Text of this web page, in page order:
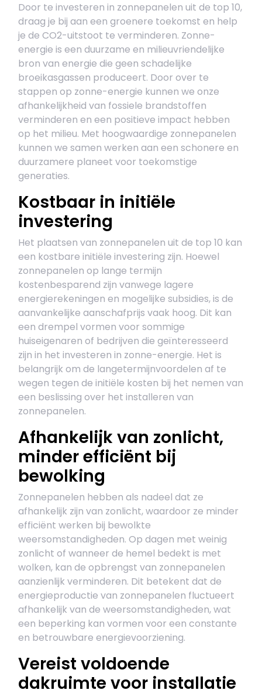
Door te investeren in zonnepanelen uit de top 10,
draag je bij aan een groenere toekomst en help
je de CO2-uitstoot te verminderen. Zonne-
energie is een duurzame en milieuvriendelijke
bron van energie die geen schadelijke
broeikasgassen produceert. Door over te
stappen op zonne-energie kunnen we onze
afhankelijkheid van fossiele brandstoffen
verminderen en een positieve impact hebben
op het milieu. Met hoogwaardige zonnepanelen
kunnen we samen werken aan een schonere en
duurzamere planeet voor toekomstige
generaties.
Kostbaar in initiële
investering
Het plaatsen van zonnepanelen uit de top 10 kan
een kostbare initiële investering zijn. Hoewel
zonnepanelen op lange termijn
kostenbesparend zijn vanwege lagere
energierekeningen en mogelijke subsidies, is de
aanvankelijke aanschafprijs vaak hoog. Dit kan
een drempel vormen voor sommige
huiseigenaren of bedrijven die geïnteresseerd
zijn in het investeren in zonne-energie. Het is
belangrijk om de langetermijnvoordelen af te
wegen tegen de initiële kosten bij het nemen van
een beslissing over het installeren van
zonnepanelen.
Afhankelijk van zonlicht,
minder efficiënt bij
bewolking
Zonnepanelen hebben als nadeel dat ze
afhankelijk zijn van zonlicht, waardoor ze minder
efficiënt werken bij bewolkte
weersomstandigheden. Op dagen met weinig
zonlicht of wanneer de hemel bedekt is met
wolken, kan de opbrengst van zonnepanelen
aanzienlijk verminderen. Dit betekent dat de
energieproductie van zonnepanelen fluctueert
afhankelijk van de weersomstandigheden, wat
een beperking kan vormen voor een constante
en betrouwbare energievoorziening.
Vereist voldoende
dakruimte voor installatie